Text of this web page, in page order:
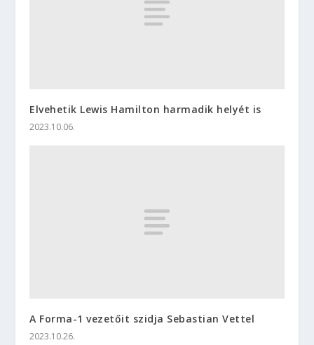
Elvehetik Lewis Hamilton harmadik helyét is
2023.10.06.
A Forma-1 vezetőit szidja Sebastian Vettel
2023.10.26.